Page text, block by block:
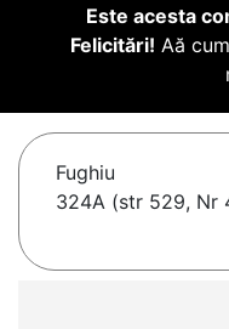
Este acesta
Felicitări! Aă
Fughiu
324A (str 529, Nr